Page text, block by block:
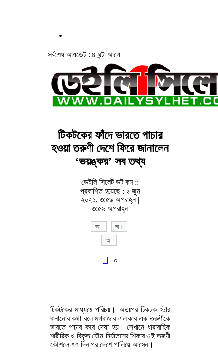
সর্বশেষ আপডেট : ৪ ঘন্টা আগে
টিকটকের ফাঁদে ভারতে পাচার
হওয়া তরুণী দেশে ফিরে জানালেন
‘ভয়ঙ্কর’ সব তথ্য
ডেইলি সিলেট ডট কম ::
প্রকাশিত হয়েছে : ২ জুন
২০২১, ৩:৫৯ অপরাহ্ন |
৩:৫৯ অপরাহ্ন
| ০
টিকটকের মাধ্যমে পরিচয়। অতঃপর টিকটক স্টার
বানানোর কথা বলে মগবাজার এলাকার এক তরুণীকে
ভারতে পাচার করে দেয়া হয়। সেখানে ধারাবাহিক
শারীরিক ও বিকৃত যৌন নির্যাতনের শিকার ওই তরুণী
কৌশলে ৭৭ দিন পর দেশে পালিয়ে আসেন।